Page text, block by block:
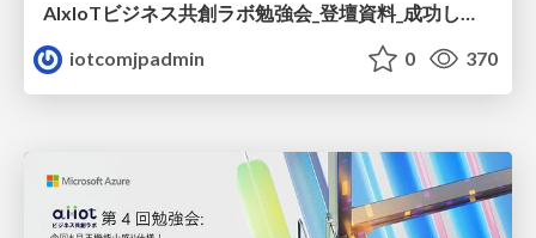
AIxIoTビジネス共創ラボ勉強会_登壇資料_成功してる企業は何が違う_AI定着化の現場レポート_20251203.pdf
iotcomjpadmin
0 370